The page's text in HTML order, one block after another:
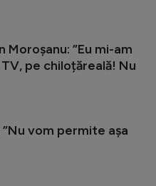
”Eu mi-am
pe chiloțăreală! Nu
vom permite așa